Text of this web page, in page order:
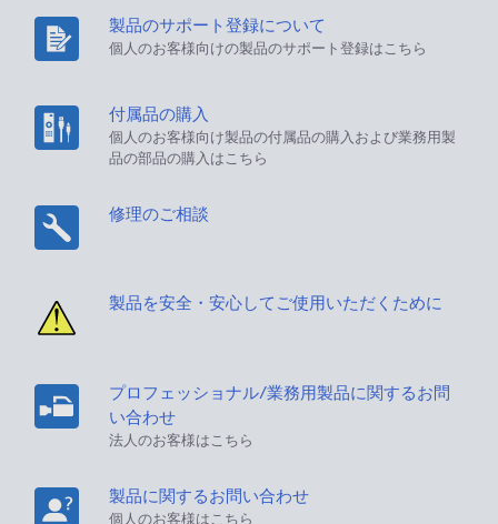
製品のサポート登録について
個人のお客様向けの製品のサポート登録はこちら
付属品の購入
個人のお客様向け製品の付属品の購入および業務用製
品の部品の購入はこちら
修理のご相談
製品を安全・安心してご使用いただくために
プロフェッショナル/業務用製品に関するお問
い合わせ
法人のお客様はこちら
製品に関するお問い合わせ
個人のお客様はこちら